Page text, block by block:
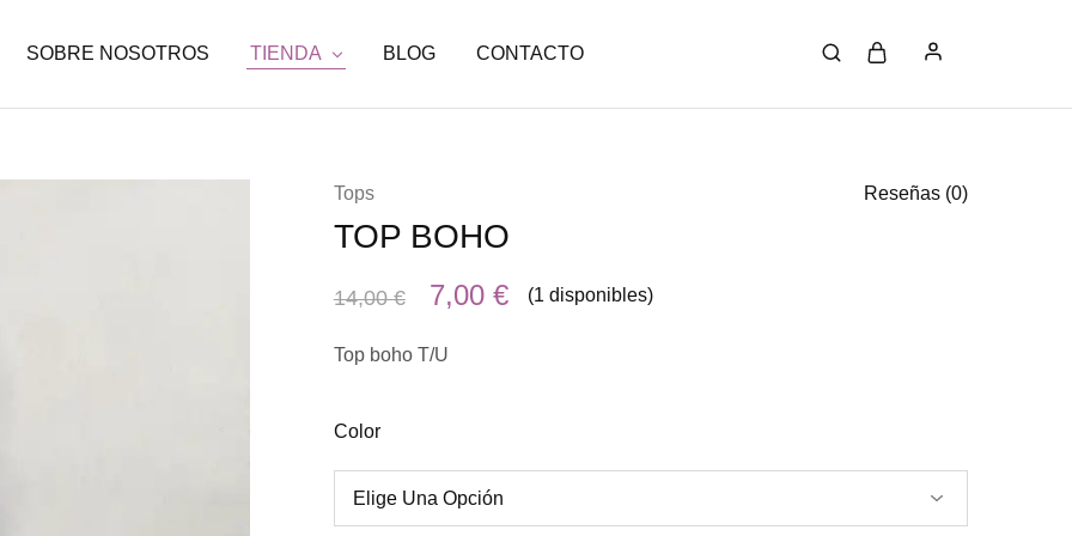
SOBRE NOSOTROS TIENDA BLOG CONTACTO
Tops Reseñas (0)
TOP BOHO
14,00€ 7,00 € (1 disponibles)
Top boho T/U
Color